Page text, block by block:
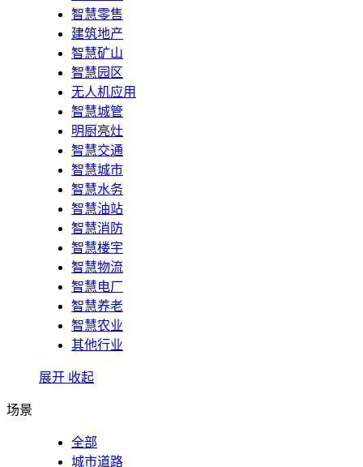
智慧零售
建筑地产
智慧矿山
智慧园区
无人机应用
智慧城管
明厨亮灶
智慧交通
智慧城市
智慧水务
智慧油站
智慧消防
智慧楼宇
智慧物流
智慧电厂
智慧养老
智慧农业
其他行业
展开 收起
场景
全部
城市道路